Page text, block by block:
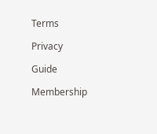
Terms
Privacy
Guide
Membership